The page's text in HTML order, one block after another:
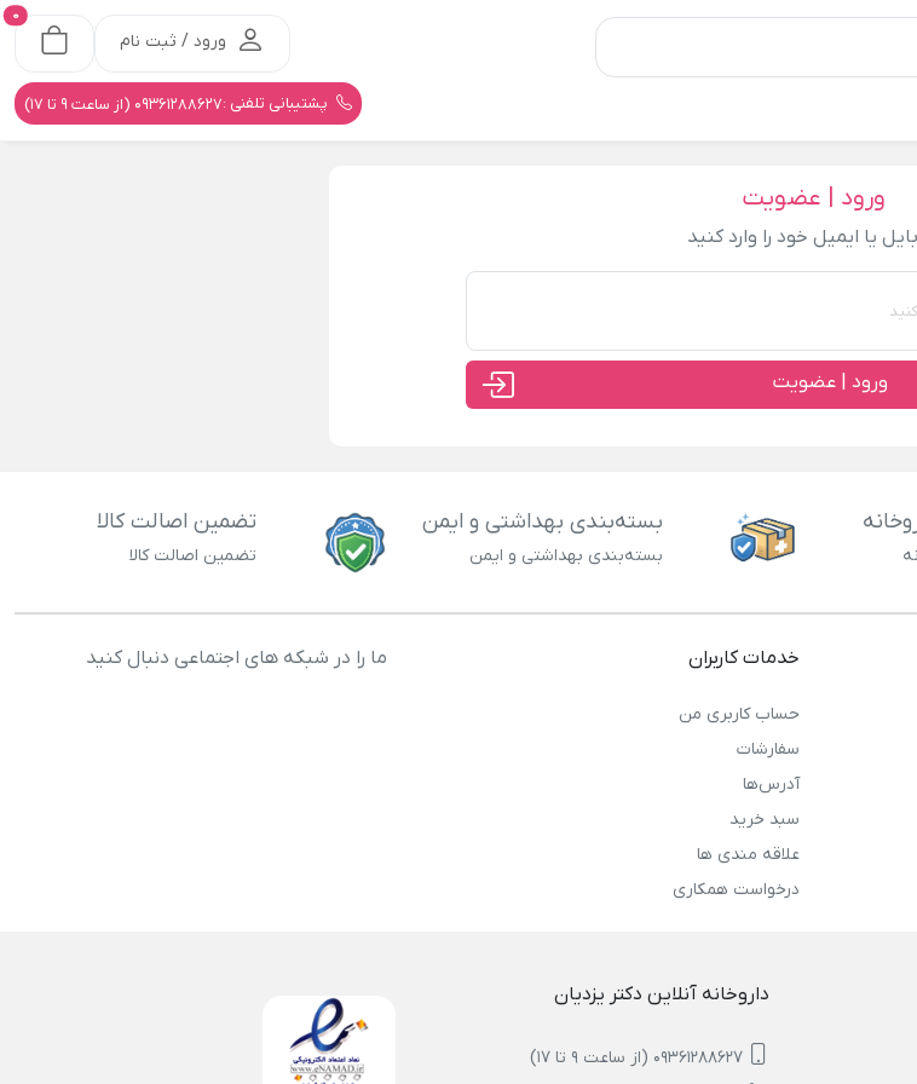
ورود / ثبت نام
0
پشتیبانی تلفنی :09361288627 (از ساعت 9 تا 17)
ورود | عضویت
یا ایمیل خود را وارد کنید
ورود | عضویت
بسته‌بندی بهداشتی و ایمن
بسته‌بندی بهداشتی و ایمن
تضمین اصالت کالا
تضمین اصالت کالا
خدمات کاربران
حساب کاربری من
سفارشات
آدرس‌ها
سبد خرید
علاقه مندی ها
درخواست همکاری
ما را در شبکه های اجتماعی دنبال کنید
داروخانه آنلاین دکتر یزدیان
09361288627 (از ساعت 9 تا 17)